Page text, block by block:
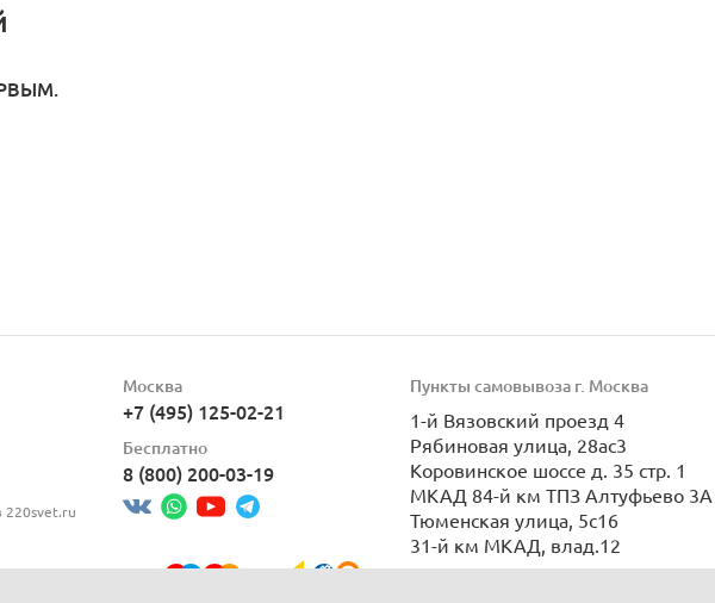
220svet.ru
Москва
+7 (495) 125-02-21
Бесплатно
8 (800) 200-03-19
Пункты самовывоза г. Москва
1-й Вязовский проезд 4
Рябиновая улица, 28ас3
Коровинское шоссе д. 35 стр. 1
МКАД 84-й км ТПЗ Алтуфьево 3А
Тюменская улица, 5с16
31-й км МКАД, влад.12